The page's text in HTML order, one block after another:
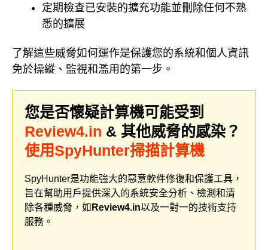
定期檢查已安裝的擴充功能並刪除任何不熟
悉的擴展
了解這些威脅如何運作是保護您的系統和個人資訊
免於操縱、監視和濫用的第一步。
您是否懷疑計算機可能受到
Review4.in & 其他威脅的感染？
使用SpyHunter掃描計算機
SpyHunter是功能強大的惡意軟件修復和保護工具，
旨在幫助用戶提供深入的系統安全分析、檢測和清
除各種威脅，如 Review4.in以及一對一的技術支持
服務。